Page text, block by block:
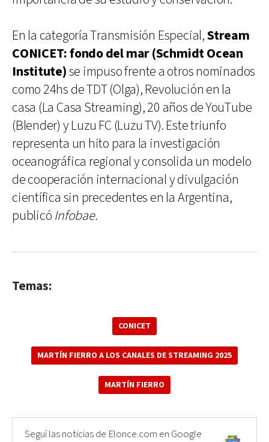
En la categoría Transmisión Especial,Stream
CONICET: fondo del mar (Schmidt Ocean
Institute)se impuso frente a otros nominados
como 24hs de TDT (Olga), Revolución en la
casa (La Casa Streaming), 20 años de YouTube
(Blender) y Luzu FC (Luzu TV). Este triunfo
representa un hito para la investigación
oceanográfica regional y consolida un modelo
de cooperación internacional y divulgación
científica sin precedentes en la Argentina,
publicó Infobae.
Temas:
CONICET
MARTÍN FIERRO A LOS CANALES DE STREAMING 2025
MARTÍN FIERRO
Seguí las noticias de Elonce.com en Google